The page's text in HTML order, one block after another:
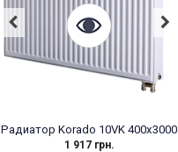
Радиатор Korado 10VK 400x3000
1 917 грн.